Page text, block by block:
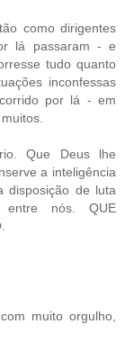
como dirigentes
lá passaram - e
tudo quanto
inconfessas
por lá - em
Que Deus lhe
a inteligência
disposição de luta
entre nós. QUE
muito orgulho,